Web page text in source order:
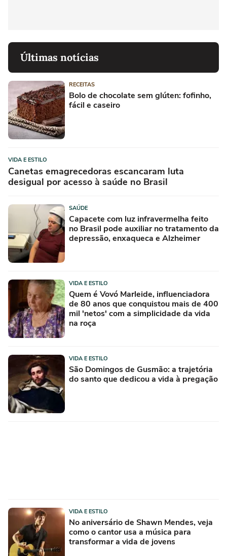
Últimas notícias
RECEITAS
Bolo de chocolate sem glúten: fofinho,
fácil e caseiro
VIDA E ESTILO
Canetas emagrecedoras escancaram luta
desigual por acesso à saúde no Brasil
SAÚDE
Capacete com luz infravermelha feito
no Brasil pode auxiliar no tratamento da
depressão, enxaqueca e Alzheimer
VIDA E ESTILO
Quem é Vovó Marleide, influenciadora
de 80 anos que conquistou mais de 400
mil 'netos' com a simplicidade da vida
na roça
VIDA E ESTILO
São Domingos de Gusmão: a trajetória
do santo que dedicou a vida à pregação
VIDA E ESTILO
No aniversário de Shawn Mendes, veja
como o cantor usa a música para
transformar a vida de jovens